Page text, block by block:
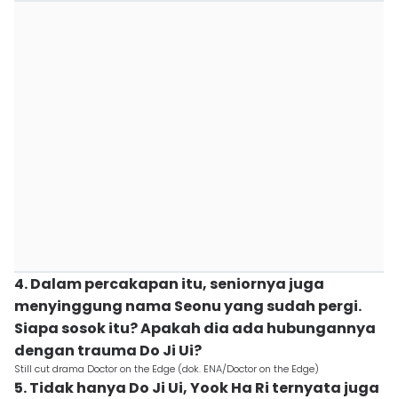
4. Dalam percakapan itu, seniornya juga
menyinggung nama Seonu yang sudah pergi.
Siapa sosok itu? Apakah dia ada hubungannya
dengan trauma Do Ji Ui?
Still cut drama Doctor on the Edge (dok. ENA/Doctor on the Edge)
5. Tidak hanya Do Ji Ui, Yook Ha Ri ternyata juga